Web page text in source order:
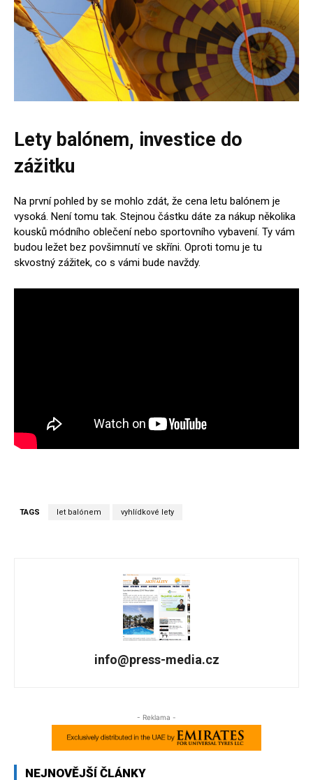
Lety balónem, investice do
zážitku
Na první pohled by se mohlo zdát, že cena letu balónem je
vysoká. Není tomu tak. Stejnou částku dáte za nákup několika
kousků módního oblečení nebo sportovního vybavení. Ty vám
budou ležet bez povšimnutí ve skříni. Oproti tomu je tu
skvostný zážitek, co s vámi bude navždy.
TAGS let balónem vyhlídkové lety
info@press-media.cz
- Reklama -
NEJNOVĚJŠÍ ČLÁNKY